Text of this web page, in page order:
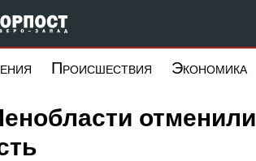
Форпост Северо-Запад
Происшествия Экономика
отменили